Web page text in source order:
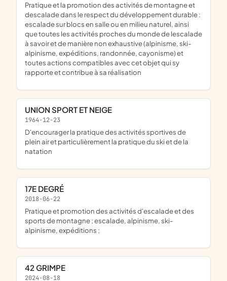
pratique et la promotion des activités de montagne et
descalade dans le respect du développement durable :
escalade sur blocs en salle ou en milieu naturel, ainsi
que toutes les activités proches du monde de lescalade
à savoir et de manière non exhaustive (alpinisme, ski-
alpinisme, expéditions, randonnée, cayonisme) et
toutes actions compatibles avec cet objet qui sy
rapporte et contribue à sa réalisation
UNION SPORT ET NEIGE
1964-12-23
d'encourager la pratique des activités sportives de
plein air et particulièrement la pratique du ski et de la
natation
17E DEGRÉ
2018-06-22
pratique et promotion des activités d'escalade et des
sports de montagne ; escalade, alpinisme, ski-
alpinisme, expéditions ;
42 GRIMPE
2024-08-18